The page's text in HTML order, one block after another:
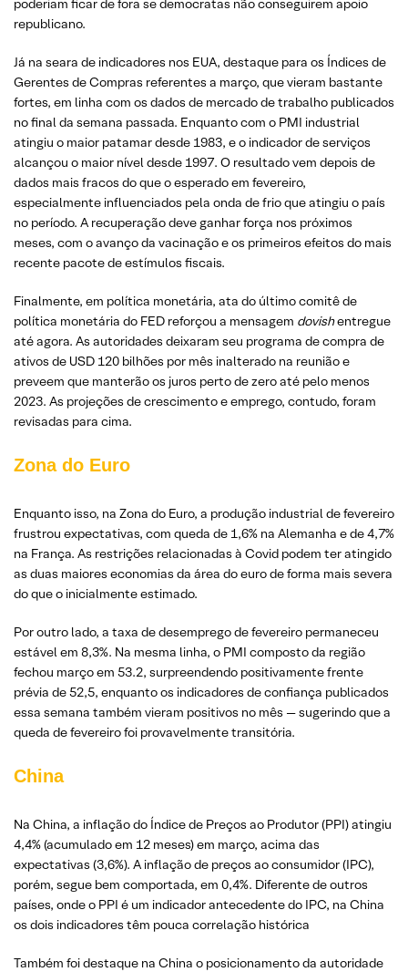
poderiam ficar de fora se democratas não conseguirem apoio
republicano.
Já na seara de indicadores nos EUA, destaque para os Índices de
Gerentes de Compras referentes a março, que vieram bastante
fortes, em linha com os dados de mercado de trabalho publicados
no final da semana passada. Enquanto com o PMI industrial
atingiu o maior patamar desde 1983, e o indicador de serviços
alcançou o maior nível desde 1997. O resultado vem depois de
dados mais fracos do que o esperado em fevereiro,
especialmente influenciados pela onda de frio que atingiu o país
no período. A recuperação deve ganhar força nos próximos
meses, com o avanço da vacinação e os primeiros efeitos do mais
recente pacote de estímulos fiscais.
Finalmente, em política monetária, ata do último comitê de
política monetária do FED reforçou a mensagem dovishentregue
até agora. As autoridades deixaram seu programa de compra de
ativos de USD 120 bilhões por mês inalterado na reunião e
preveem que manterão os juros perto de zero até pelo menos
2023. As projeções de crescimento e emprego, contudo, foram
revisadas para cima.
Zona do Euro
Enquanto isso, na Zona do Euro, a produção industrial de fevereiro
frustrou expectativas, com queda de 1,6% na Alemanha e de 4,7%
na França. As restrições relacionadas à Covid podem ter atingido
as duas maiores economias da área do euro de forma mais severa
do que o inicialmente estimado.
Por outro lado, a taxa de desemprego de fevereiro permaneceu
estável em 8,3%. Na mesma linha, o PMI composto da região
fechou março em 53.2, surpreendendo positivamente frente
prévia de 52,5, enquanto os indicadores de confiança publicados
essa semana também vieram positivos no mês — sugerindo que a
queda de fevereiro foi provavelmente transitória.
China
Na China, a inflação do Índice de Preços ao Produtor (PPI) atingiu
4,4% (acumulado em 12 meses) em março, acima das
expectativas (3,6%). A inflação de preços ao consumidor (IPC),
porém, segue bem comportada, em 0,4%. Diferente de outros
países, onde o PPI é um indicador antecedente do IPC, na China
os dois indicadores têm pouca correlação histórica
Também foi destaque na China o posicionamento da autoridade